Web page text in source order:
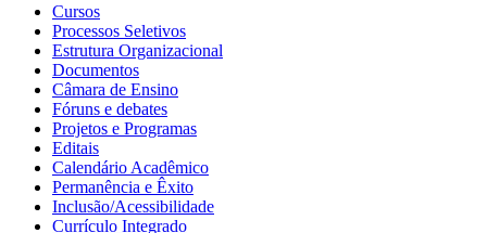
Cursos
Processos Seletivos
Estrutura Organizacional
Documentos
Câmara de Ensino
Fóruns e debates
Projetos e Programas
Editais
Calendário Acadêmico
Permanência e Êxito
Inclusão/Acessibilidade
Currículo Integrado